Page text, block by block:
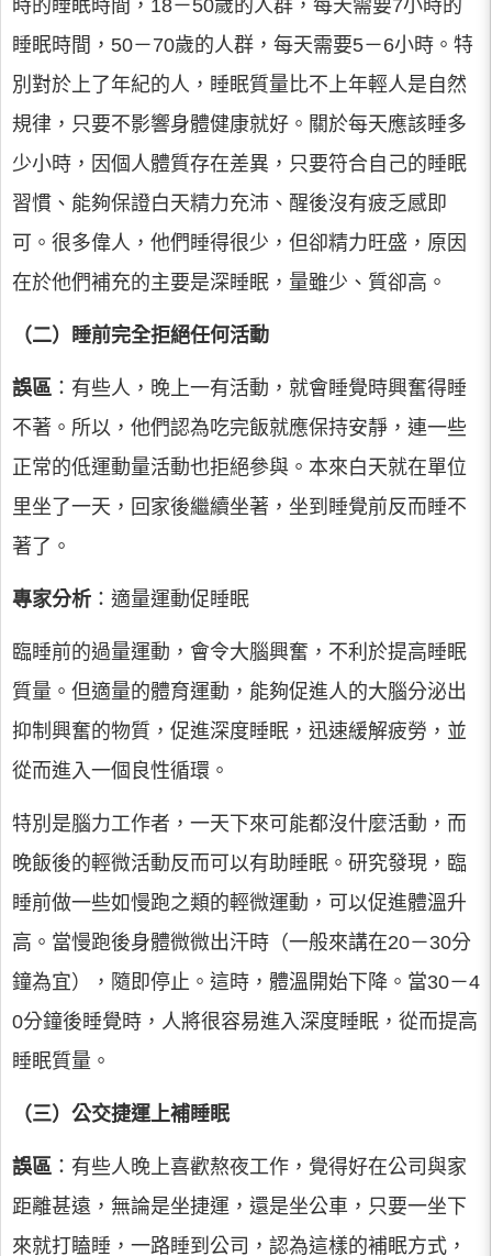
時的睡眠時間，18－50歲的人群，每天需要7小時的
睡眠時間，50－70歲的人群，每天需要5－6小時。特
別對於上了年紀的人，睡眠質量比不上年輕人是自然
規律，只要不影響身體健康就好。關於每天應該睡多
少小時，因個人體質存在差異，只要符合自己的睡眠
習慣、能夠保證白天精力充沛、醒後沒有疲乏感即
可。很多偉人，他們睡得很少，但卻精力旺盛，原因
在於他們補充的主要是深睡眠，量雖少、質卻高。
（二）睡前完全拒絕任何活動
誤區 ：有些人，晚上一有活動，就會睡覺時興奮得睡
不著。所以，他們認為吃完飯就應保持安靜，連一些
正常的低運動量活動也拒絕參與。本來白天就在單位
里坐了一天，回家後繼續坐著，坐到睡覺前反而睡不
著了。
專家分析 ：適量運動促睡眠
臨睡前的過量運動，會令大腦興奮，不利於提高睡眠
質量。但適量的體育運動，能夠促進人的大腦分泌出
抑制興奮的物質，促進深度睡眠，迅速緩解疲勞，並
從而進入一個良性循環。
特別是腦力工作者，一天下來可能都沒什麼活動，而
晚飯後的輕微活動反而可以有助睡眠。研究發現，臨
睡前做一些如慢跑之類的輕微運動，可以促進體溫升
高。當慢跑後身體微微出汗時（一般來講在20－30分
鐘為宜），隨即停止。這時，體溫開始下降。當30－4
0分鐘後睡覺時，人將很容易進入深度睡眠，從而提高
睡眠質量。
（三）公交捷運上補睡眠
誤區 ：有些人晚上喜歡熬夜工作，覺得好在公司與家
距離甚遠，無論是坐捷運，還是坐公車，只要一坐下
來就打瞌睡，一路睡到公司，認為這樣的補眠方式，